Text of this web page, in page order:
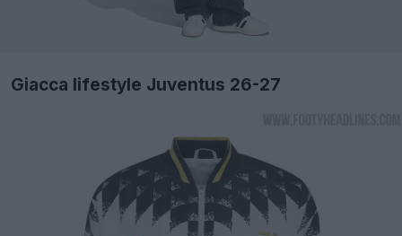
Giacca lifestyle Juventus 26-27